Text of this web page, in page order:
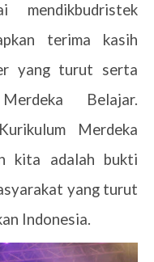
mendikbudristek
terima kasih
yang turut serta
Belajar.
Merdeka
kita adalah bukti
yang turut
Indonesia.